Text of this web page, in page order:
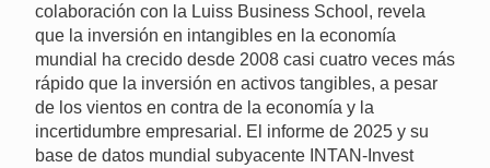
colaboración con la Luiss Business School, revela
que la inversión en intangibles en la economía
mundial ha crecido desde 2008 casi cuatro veces más
rápido que la inversión en activos tangibles, a pesar
de los vientos en contra de la economía y la
incertidumbre empresarial. El informe de 2025 y su
base de datos mundial subyacente INTAN-Invest